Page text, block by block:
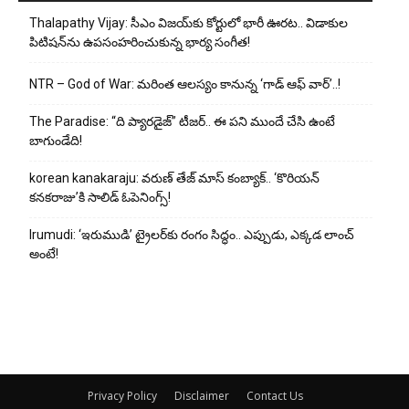
Thalapathy Vijay: సీఎం విజయ్‌కు కోర్టులో భారీ ఊరట.. విడాకుల
పిటిషన్‌ను ఉపసంహరించుకున్న భార్య సంగీత!
NTR – God of War: మరింత ఆలస్యం కానున్న ‘గాడ్ ఆఫ్ వార్’..!
The Paradise: “ది ప్యారడైజ్” టీజర్.. ఈ పని ముందే చేసి ఉంటే
బాగుండేది!
korean kanakaraju: వరుణ్ తేజ్ మాస్ కంబ్యాక్.. ‘కొరియన్
కనకరాజు’కి సాలిడ్ ఓపెనింగ్స్!
Irumudi: ‘ఇరుముడి’ ట్రైలర్‌కు రంగం సిద్ధం.. ఎప్పుడు, ఎక్కడ లాంచ్
అంటే!
Privacy Policy Disclaimer Contact Us